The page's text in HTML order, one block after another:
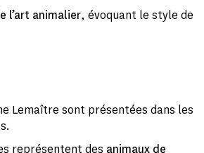
l’art animalier, évoquant le style de
Lemaître sont présentées dans les
représentent des animaux de